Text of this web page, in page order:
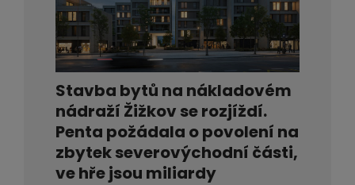
Stavba bytů na nákladovém
nádraží Žižkov se rozjíždí.
Penta požádala o povolení na
zbytek severovýchodní části,
ve hře jsou miliardy